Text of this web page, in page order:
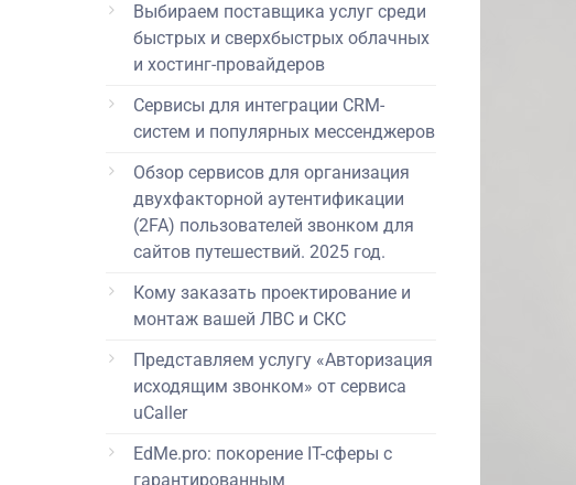
Выбираем поставщика услуг среди
быстрых и сверхбыстрых облачных
и хостинг-провайдеров
Сервисы для интеграции CRM-
систем и популярных мессенджеров
Обзор сервисов для организация
двухфакторной аутентификации
(2FA) пользователей звонком для
сайтов путешествий. 2025 год.
Кому заказать проектирование и
монтаж вашей ЛВС и СКС
Представляем услугу «Авторизация
исходящим звонком» от сервиса
uCaller
EdMe.pro: покорение IT-сферы с
гарантированным